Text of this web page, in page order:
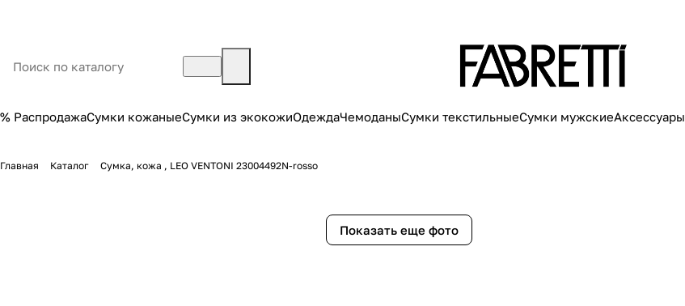
% РаспродажаСумки кожаныеСумки из экокожиОдеждаЧемоданыСумки текстильныеСумки мужскиеАксессуары
Главная Каталог Сумка, кожа , LEO VENTONI 23004492N-rosso
Показать еще фото